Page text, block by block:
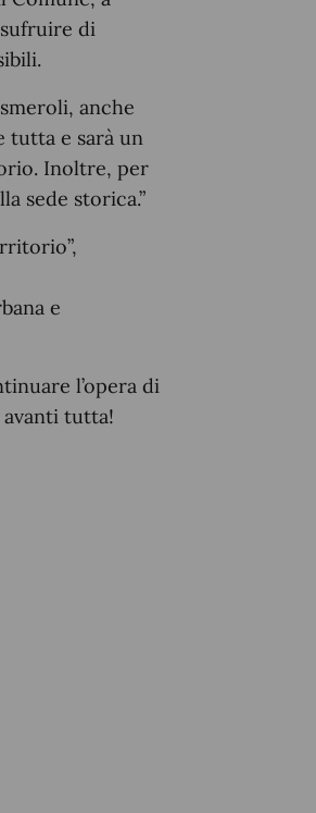
di
anche
tutta e sarà un
Inoltre, per
sede storica.”
e
l’opera di
tutta!